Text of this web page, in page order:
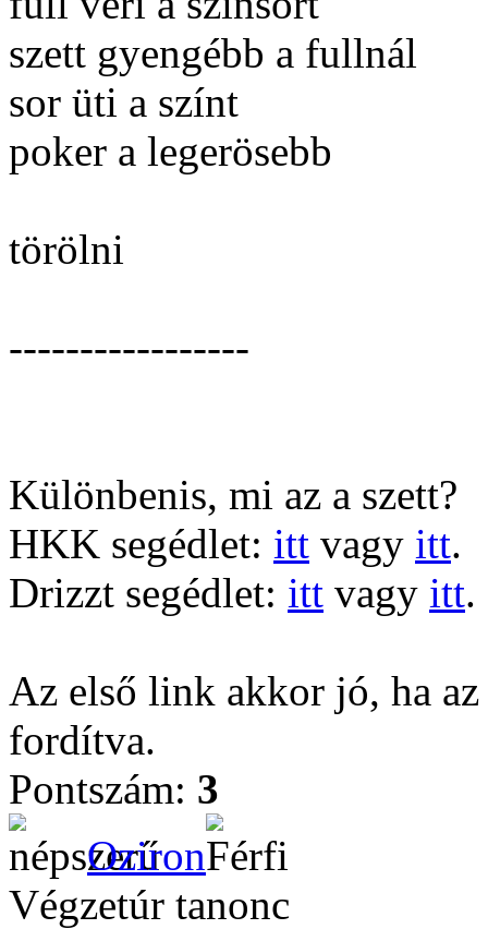
szett gyengébb a fullnál
sor üti a színt
poker a legerösebb
törölni
-----------------
Különbenis, mi az a szett?
HKK segédlet: itt vagy itt.
Drizzt segédlet: itt vagy itt.
Az első link akkor jó, ha
fordítva.
Pontszám: 3
Oziron
Végzetúr tanonc